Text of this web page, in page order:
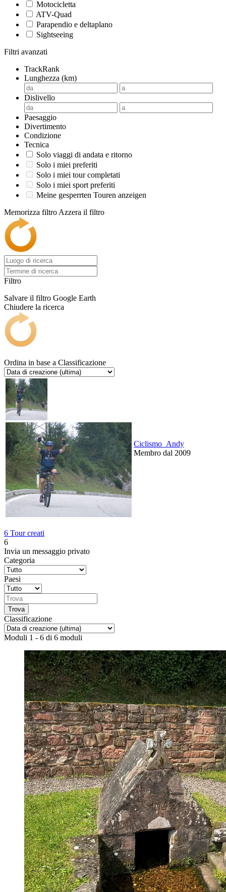
Motocicletta
ATV-Quad
Parapendio e deltaplano
Sightseeing
Filtri avanzati
TrackRank
Lunghezza (km)
Dislivello
Paesaggio
Divertimento
Condizione
Tecnica
Solo viaggi di andata e ritorno
Solo i miei preferiti
Solo i miei tour completati
Solo i miei sport preferiti
Meine gesperrten Touren anzeigen
Memorizza filtro Azzera il filtro
Filtro
Salvare il filtro Google Earth
Chiudere la ricerca
Ordina in base a Classificazione
Ciclismo_Andy
Membro dal 2009
6 Tour creati
6
Invia un messaggio privato
Categoria
Paesi
Classificazione
Moduli 1 - 6 di 6 moduli